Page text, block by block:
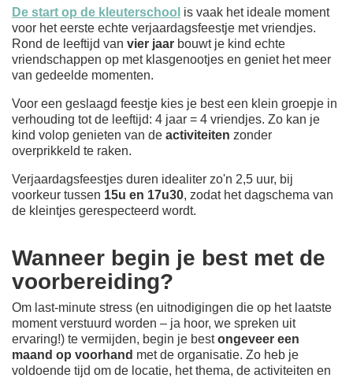
De start op de kleuterschool is vaak het ideale moment
voor het eerste echte verjaardagsfeestje met vriendjes.
Rond de leeftijd van vier jaar bouwt je kind echte
vriendschappen op met klasgenootjes en geniet het meer
van gedeelde momenten.
Voor een geslaagd feestje kies je best een klein groepje in
verhouding tot de leeftijd: 4 jaar = 4 vriendjes. Zo kan je
kind volop genieten van de activiteiten zonder
overprikkeld te raken.
Verjaardagsfeestjes duren idealiter zo'n 2,5 uur, bij
voorkeur tussen 15u en 17u30, zodat het dagschema van
de kleintjes gerespecteerd wordt.
Wanneer begin je best met de
voorbereiding?
Om last-minute stress (en uitnodigingen die op het laatste
moment verstuurd worden – ja hoor, we spreken uit
ervaring!) te vermijden, begin je bestongeveer een
maand op voorhand met de organisatie. Zo heb je
voldoende tijd om de locatie, het thema, de activiteiten en